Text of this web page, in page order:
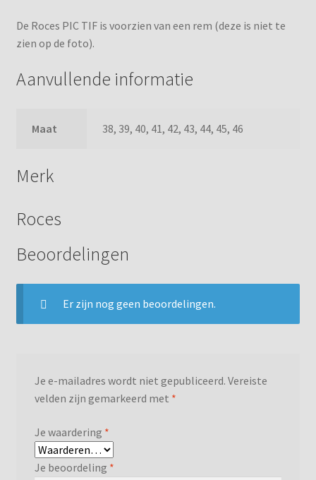
De Roces PIC TIF is voorzien van een rem (deze is niet te
zien op de foto).
Aanvullende informatie
Maat 38, 39, 40, 41, 42, 43, 44, 45, 46
Merk
Roces
Beoordelingen
Er zijn nog geen beoordelingen.
Je e-mailadres wordt niet gepubliceerd. Vereiste
velden zijn gemarkeerd met *
Je waardering *
Je beoordeling *